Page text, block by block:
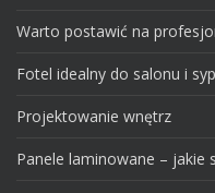
Warto postawić na
Fotel idealny do salonu i
Projektowanie wnętrz
Panele laminowane – jakie